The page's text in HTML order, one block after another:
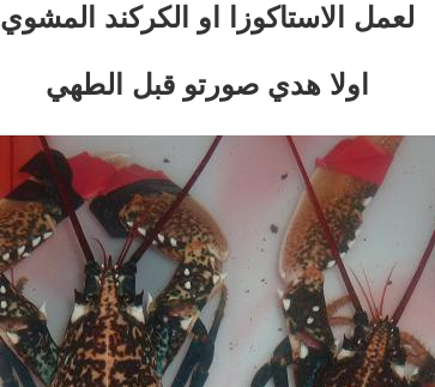
لعمل الاستاكوزا او الكركند المشوي
اولا هدي صورتو قبل الطهي